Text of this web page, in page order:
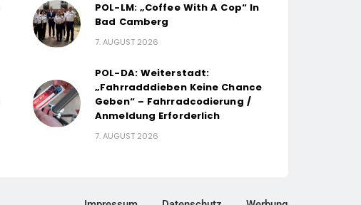
POL-LM: „Coffee With A Cop“ In
Bad Camberg
7. AUGUST 2026
POL-DA: Weiterstadt:
„Fahrradddieben Keine Chance
Geben“ – Fahrradcodierung /
Anmeldung Erforderlich
7. AUGUST 2026